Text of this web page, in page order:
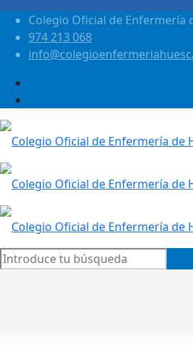
Colegio Oficial de Enfermería
974 213 068